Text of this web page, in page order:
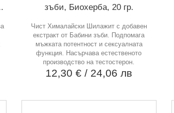
зъби, Биохерба, 20 гр.
Чист Хималайски Шилажит с добавен
екстракт от Бабини зъби. Подпомага
мъжката потентност и сексуалната
функция. Насърчава естественото
производство на тестостерон.
12,30 €/ 24,06 лв